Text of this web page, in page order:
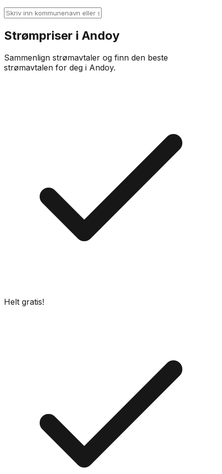
Strømpriser i Andoy
Sammenlign strømavtaler og finn den beste
strømavtalen for deg i Andoy.
Helt gratis!